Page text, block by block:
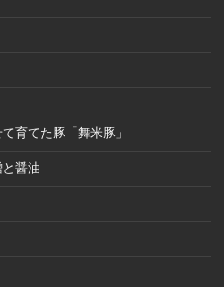
育てた豚「舞米豚」
醤油